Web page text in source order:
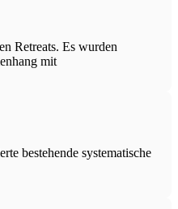
Retreats. Es wurden
mit
bestehende systematische